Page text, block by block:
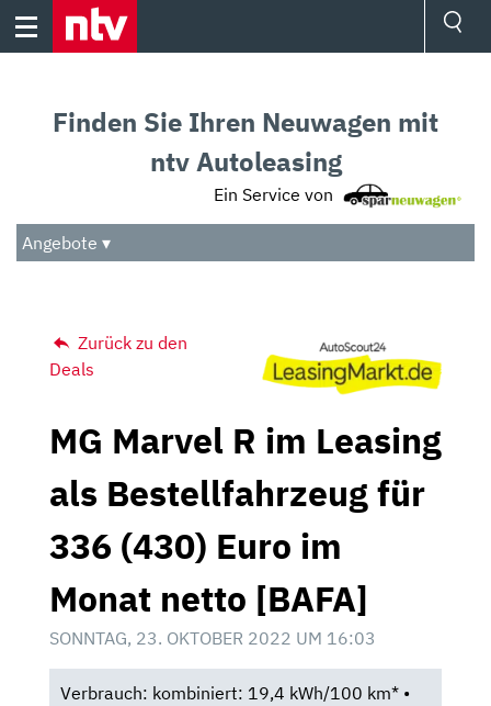
Skip
Audio
Das Beste
Finden Sie Ihren Neuwagen mit
ntv Autoleasing
Ein Service von
Angebote ▾
Zurück zu den
Deals
MG Marvel R im Leasing
als Bestellfahrzeug für
336 (430) Euro im
Monat netto [BAFA]
SONNTAG, 23. OKTOBER 2022 UM 16:03
Verbrauch: kombiniert: 19,4 kWh/100 km* •